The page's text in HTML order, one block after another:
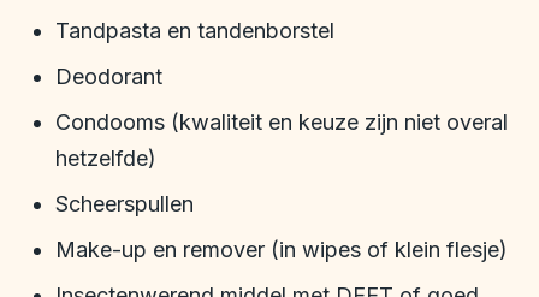
Tandpasta en tandenborstel
Deodorant
Condooms (kwaliteit en keuze zijn niet overal
hetzelfde)
Scheerspullen
Make-up en remover (in wipes of klein flesje)